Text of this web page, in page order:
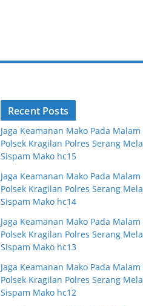
Recent Posts
Jaga Keamanan Mako Pada
Polsek Kragilan Polres Serang
Sispam Mako hc15
Jaga Keamanan Mako Pada
Polsek Kragilan Polres Serang
Sispam Mako hc14
Jaga Keamanan Mako Pada
Polsek Kragilan Polres Serang
Sispam Mako hc13
Jaga Keamanan Mako Pada
Polsek Kragilan Polres Serang
Sispam Mako hc12